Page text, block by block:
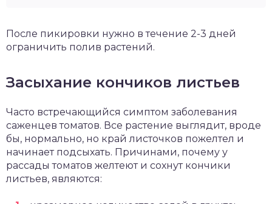
После пикировки нужно в течение 2-3 дней
ограничить полив растений.
Засыхание кончиков листьев
Часто встречающийся симптом заболевания
саженцев томатов. Все растение выглядит, вроде
бы, нормально, но край листочков пожелтел и
начинает подсыхать. Причинами, почему у
рассады томатов желтеют и сохнут кончики
листьев, являются: